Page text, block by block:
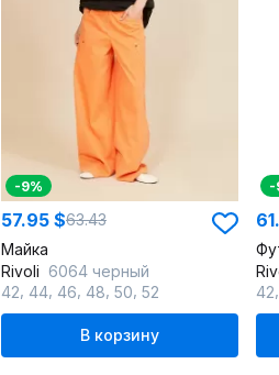
-9%
57.95 $63.43
Майка
Rivoli 6064 черный
42 44 46 48 50 52
В корзину
-
42